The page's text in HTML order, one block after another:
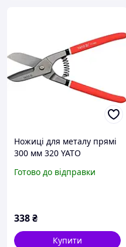
Ножиці для металу прямі
300 мм 320 YATO
Готово до відправки
338₴
Купити